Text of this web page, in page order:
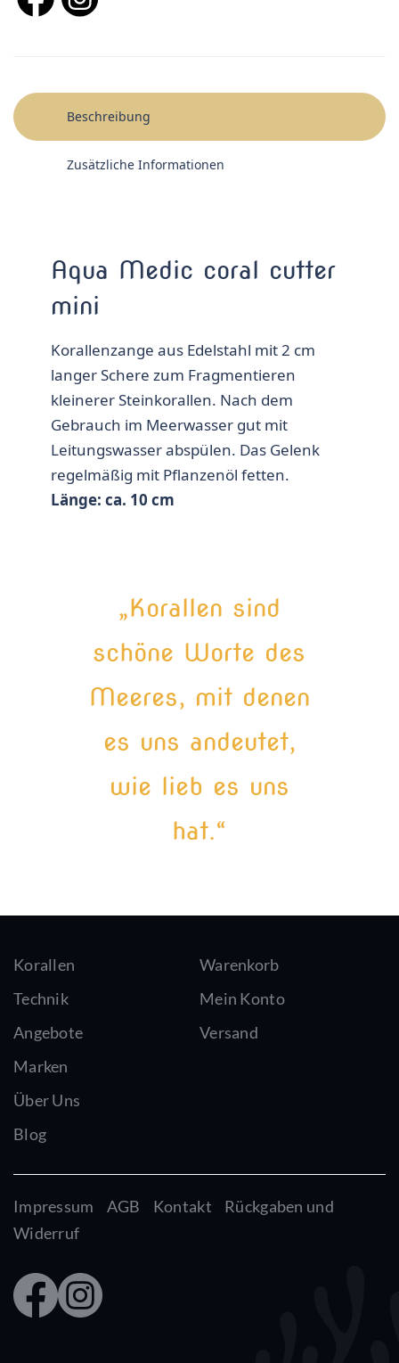
Beschreibung
Zusätzliche Informationen
Aqua Medic coral cutter
mini
Korallenzange aus Edelstahl mit 2 cm
langer Schere zum Fragmentieren
kleinerer Steinkorallen. Nach dem
Gebrauch im Meerwasser gut mit
Leitungswasser abspülen. Das Gelenk
regelmäßig mit Pflanzenöl fetten.
Länge: ca. 10 cm
„Korallen sind
schöne Worte des
Meeres, mit denen
es uns andeutet,
wie lieb es uns
hat.“
Korallen
Technik
Angebote
Marken
Über Uns
Blog
Warenkorb
Mein Konto
Versand
Impressum AGB Kontakt
Rückgaben und
Widerruf
Faceb
ook
Insta
gram